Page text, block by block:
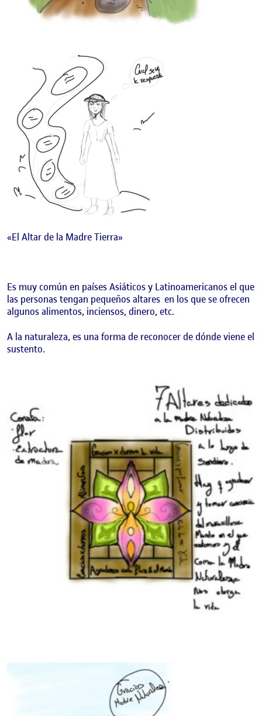
«El Altar de la Madre Tierra»
Es muy común en países Asiáticos y Latinoamericanos el que
las personas tengan pequeños altares en los que se ofrecen
algunos alimentos, inciensos, dinero, etc.
A la naturaleza, es una forma de reconocer de dónde viene el
sustento.